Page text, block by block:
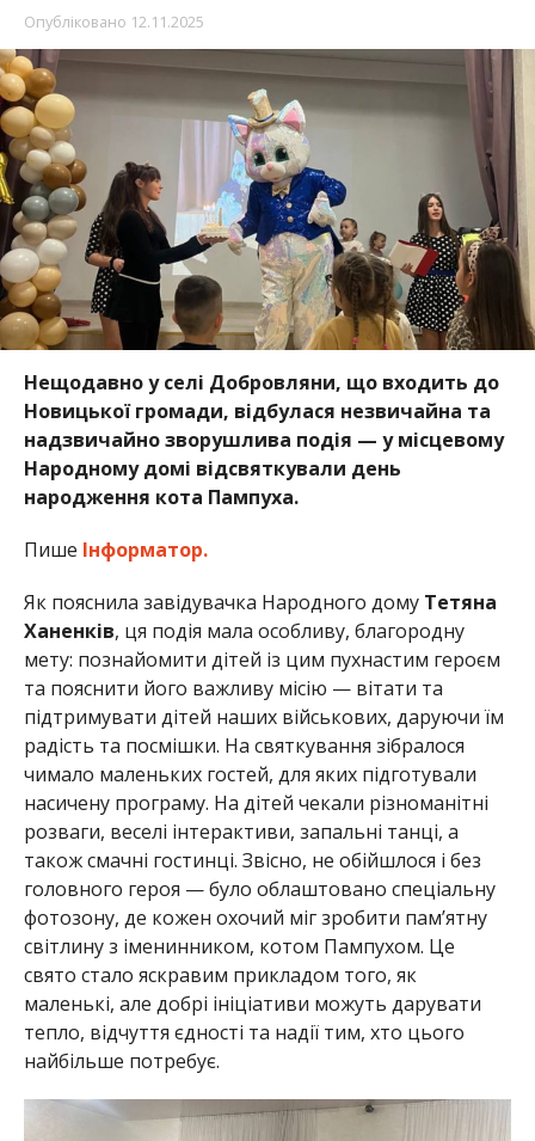
Опубліковано 12.11.2025
Нещодавно у селі Добровляни, що входить до
Новицької громади, відбулася незвичайна та
надзвичайно зворушлива подія — у місцевому
Народному домі відсвяткували день
народження кота Пампуха.
Пише Інформатор.
Як пояснила завідувачка Народного домуТетяна
Ханенків, ця подія мала особливу, благородну
мету: познайомити дітей із цим пухнастим героєм
та пояснити його важливу місію — вітати та
підтримувати дітей наших військових, даруючи їм
радість та посмішки. На святкування зібралося
чимало маленьких гостей, для яких підготували
насичену програму. На дітей чекали різноманітні
розваги, веселі інтерактиви, запальні танці, а
також смачні гостинці. Звісно, не обійшлося і без
головного героя — було облаштовано спеціальну
фотозону, де кожен охочий міг зробити пам’ятну
світлину з іменинником, котом Пампухом. Це
свято стало яскравим прикладом того, як
маленькі, але добрі ініціативи можуть дарувати
тепло, відчуття єдності та надії тим, хто цього
найбільше потребує.